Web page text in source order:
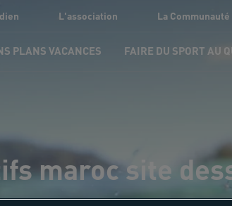
L'association La Communauté
PLANS VACANCES FAIRE DU SPORT AU
maroc site